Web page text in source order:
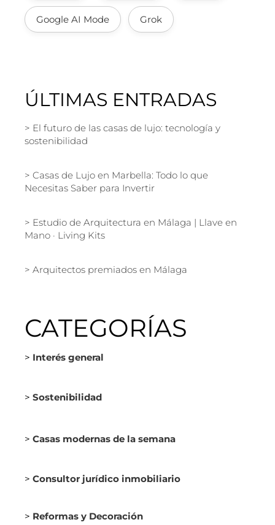
Google AI Mode Grok
ÚLTIMAS ENTRADAS
El futuro de las casas de lujo: tecnología y
sostenibilidad
Casas de Lujo en Marbella: Todo lo que
Necesitas Saber para Invertir
Estudio de Arquitectura en Málaga | Llave en
Mano · Living Kits
Arquitectos premiados en Málaga
CATEGORÍAS
> Interés general
> Sostenibilidad
> Casas modernas de la semana
> Consultor jurídico inmobiliario
> Reformas y Decoración